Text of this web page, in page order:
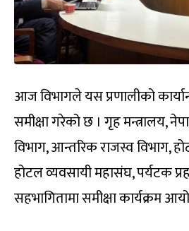
आज विभागले यस प्रणालीको
समीक्षा गरेको छ । गृह मन्त्रालय,
विभाग, आन्तरिक राजस्व विभाग,
होटल व्यवसायी महासंघ, पर्यटक
सहभागितामा समीक्षा कार्यक्रम